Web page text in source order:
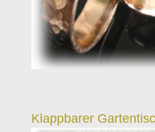
Klappbarer